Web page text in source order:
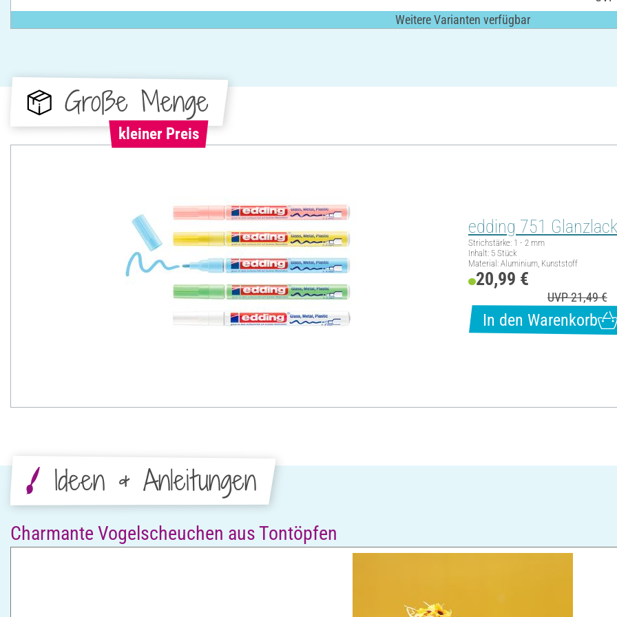
Weitere Varianten verfügbar
Große Menge
kleiner Preis
edding 751
Strichstärke: 1 - 2 mm
Inhalt: 5 Stück
Material: Aluminium, Kunststoff
20,99 €
UVP 21,49 €
In den Warenkorb
Ideen & Anleitungen
Charmante Vogelscheuchen aus Tontöpfen